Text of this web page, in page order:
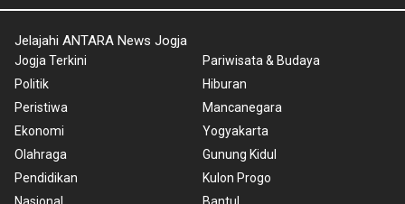
Jelajahi ANTARA News Jogja
Jogja Terkini
Politik
Peristiwa
Ekonomi
Olahraga
Pendidikan
Pariwisata & Budaya
Hiburan
Mancanegara
Yogyakarta
Gunung Kidul
Kulon Progo